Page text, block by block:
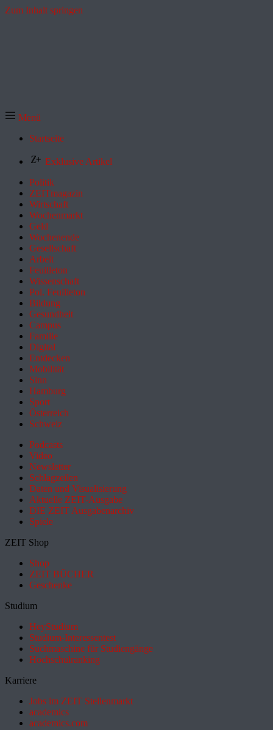
Zum Inhalt springen
Menü
Startseite
Exklusive Artikel
Politik
ZEITmagazin
Wirtschaft
Wochenmarkt
Geld
Wochenende
Gesellschaft
Arbeit
Feuilleton
Wissenschaft
Pol. Feuilleton
Bildung
Gesundheit
Campus
Familie
Digital
Entdecken
Mobilität
Sinn
Hamburg
Sport
Österreich
Schweiz
Podcasts
Video
Newsletter
Schlagzeilen
Daten und Visualisierung
Aktuelle ZEIT-Ausgabe
DIE ZEIT Ausgabenarchiv
Spiele
ZEIT Shop
Shop
ZEIT BÜCHER
Geschenke
Studium
HeyStudium
Studium-Interessentest
Suchmaschine für Studiengänge
Hochschulranking
Karriere
Jobs im ZEIT Stellenmarkt
academics
academics.com